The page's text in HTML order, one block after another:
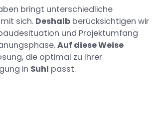
bringt unterschiedliche
sich. Deshalb berücksichtigen wir
und Projektumfang
Auf diese Weise
die optimal zu Ihrer
in Suhl passt.